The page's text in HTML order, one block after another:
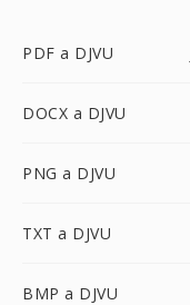
PDF a DJVU
DOCX a DJVU
PNG a DJVU
TXT a DJVU
BMP a DJVU